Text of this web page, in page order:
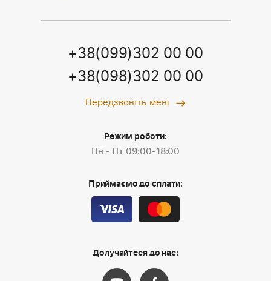
+38(099)302 00 00
+38(098)302 00 00
Передзвоніть мені
Режим роботи:
Пн - Пт 09:00-18:00
Приймаємо до сплати:
Долучайтеся до нас: